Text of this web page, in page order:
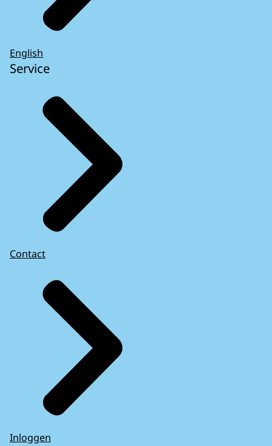
English
Service
Contact
Inloggen